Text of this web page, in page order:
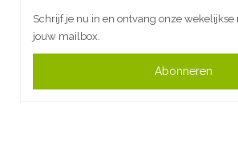
Schrijf je nu in en ontvang onze
jouw mailbox.
Abonneren